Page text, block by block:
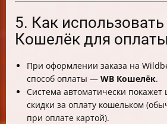
5. Как использовать
Кошелёк для
При оформлении заказа на
способ оплаты — WB Кошелёк.
Система автоматически покажет
скидки за оплату кошельком
при оплате картой).